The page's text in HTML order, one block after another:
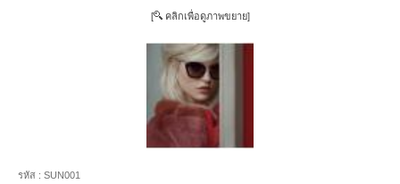
[ คลิกเพื่อดูภาพขยาย]
รหัส : SUN001